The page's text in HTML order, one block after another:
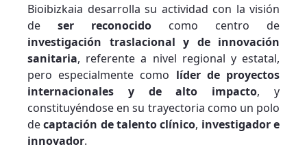
Bioibizkaia desarrolla su actividad con la visión
de ser reconocido como centro de
investigación traslacional y de innovación
sanitaria, referente a nivel regional y estatal,
pero especialmente como líder de proyectos
internacionales y de alto impacto, y
constituyéndose en su trayectoria como un polo
decaptación de talento clínico, investigador e
innovador.